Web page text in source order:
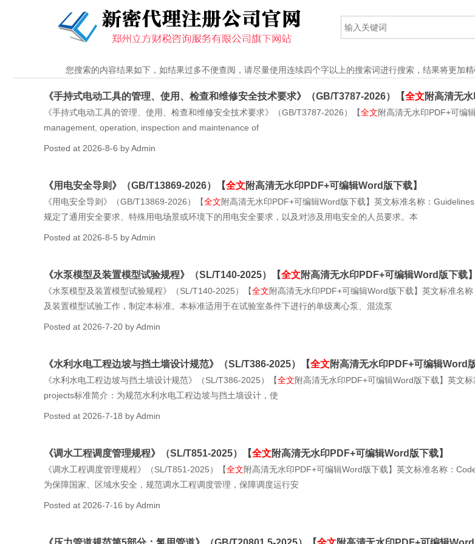
您搜索的内容结果如下，如结果过多不便查阅，请尽量使用连续四个字以上的搜索词进行搜索，结果将更加精
《手持式电动工具的管理、使用、检查和维修安全技术要求》（GB/T3787-2026）【全文附高清无
《手持式电动工具的管理、使用、检查和维修安全技术要求》（GB/T3787-2026）【全文附高清无水印PDF+可编
management, operation, inspection and maintenance of
Posted at 2026-8-6 byAdmin
《用电安全导则》（GB/T13869-2026）【全文附高清无水印PDF+可编辑Word版下载】
《用电安全导则》（GB/T13869-2026）【全文附高清无水印PDF+可编辑Word版下载】英文标准名称：
规定了通用安全要求、特殊用电场景或环境下的用电安全要求，以及对涉及用电安全的人员要求。本
Posted at 2026-8-5 byAdmin
《水泵模型及装置模型试验规程》（SL/T140-2025）【全文附高清无水印PDF+可编辑Word版下载】
《水泵模型及装置模型试验规程》（SL/T140-2025）【全文附高清无水印PDF+可编辑Word版下载】英文标准名
及装置模型试验工作，制定本标准。本标准适用于在试验室条件下进行的单级离心泵、混流泵
Posted at 2026-7-20 byAdmin
《水利水电工程边坡与挡土墙设计规范》（SL/T386-2025）【全文附高清无水印PDF+可编辑Word
《水利水电工程边坡与挡土墙设计规范》（SL/T386-2025）【全文附高清无水印PDF+可编辑Word版下载】英文
projects标准简介：为规范水利水电工程边坡与挡土墙设计，使
Posted at 2026-7-18 byAdmin
《调水工程调度管理规程》（SL/T851-2025）【全文附高清无水印PDF+可编辑Word版下载】
《调水工程调度管理规程》（SL/T851-2025）【全文附高清无水印PDF+可编辑Word版下载】英文标准名称：
为保障国家、区域水安全，规范调水工程调度管理，保障调度运行安
Posted at 2026-7-16 byAdmin